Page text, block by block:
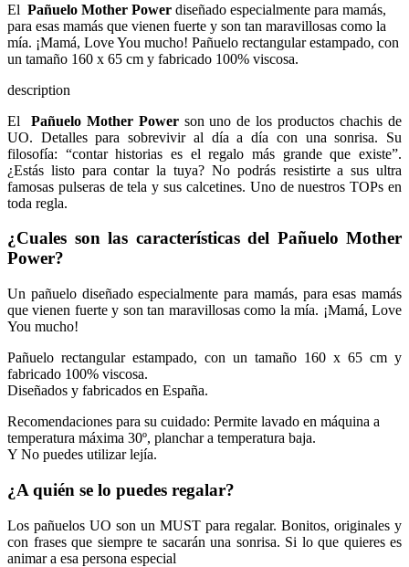
El Pañuelo Mother Power diseñado especialmente para mamás,
para esas mamás que vienen fuerte y son tan maravillosas como la
mía. ¡Mamá, Love You mucho! Pañuelo rectangular estampado, con
un tamaño 160 x 65 cm y fabricado 100% viscosa.
description
El Pañuelo Mother Powerson uno de los productos chachis de
UO. Detalles para sobrevivir al día a día con una sonrisa. Su
filosofía: “contar historias es el regalo más grande que existe”.
¿Estás listo para contar la tuya? No podrás resistirte a sus ultra
famosas pulseras de tela y sus calcetines. Uno de nuestros TOPs en
toda regla.
¿Cuales son las características del Pañuelo Mother
Power?
Un pañuelo diseñado especialmente para mamás, para esas mamás
que vienen fuerte y son tan maravillosas como la mía. ¡Mamá, Love
You mucho!
Pañuelo rectangular estampado, con un tamaño 160 x 65 cm y
fabricado 100% viscosa.
Diseñados y fabricados en España.
Recomendaciones para su cuidado: Permite lavado en máquina a
temperatura máxima 30º, planchar a temperatura baja.
Y No puedes utilizar lejía.
¿A quién se lo puedes regalar?
Los pañuelos UO son un MUST para regalar. Bonitos, originales y
con frases que siempre te sacarán una sonrisa. Si lo que quieres es
animar a esa persona especial